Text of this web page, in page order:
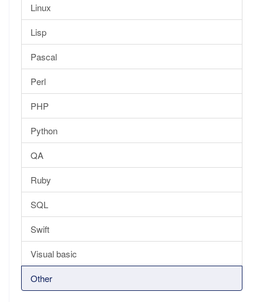
Linux
Lisp
Pascal
Perl
PHP
Python
QA
Ruby
SQL
Swift
Visual basic
Other